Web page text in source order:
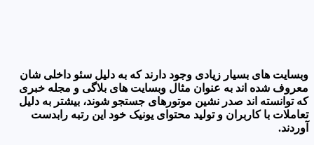
وبسایت های بسیار زیادی وجود دارند که به دلیل سئو داخلی شان
معروف شده اند به عنوان مثال وبسایت های بلاگی و مجله خبری
که توانسته اند صدر نشین موتورهای جستجو شوند، بیشتر به دلیل
تعاملات با کاربران و تولید محتوای یونیک خود این رتبه رابدست
آوردند.